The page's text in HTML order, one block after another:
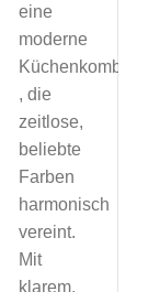
eine
moderne
, die
zeitlose,
beliebte
Farben
harmonisch
vereint.
Mit
klarem,